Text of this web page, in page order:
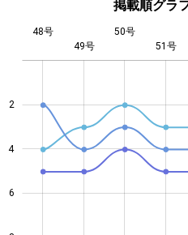
掲載順グラ
4
2
4
6
48号
49号
50号
51号